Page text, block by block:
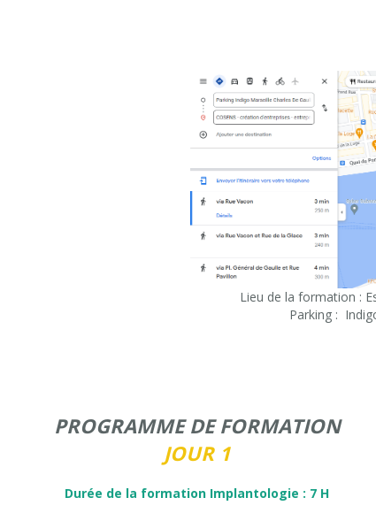
Lieu de la formation :
Parking :
PROGRAMME DE FORMATION
JOUR 1
Durée de la formation Implantologie : 7 H